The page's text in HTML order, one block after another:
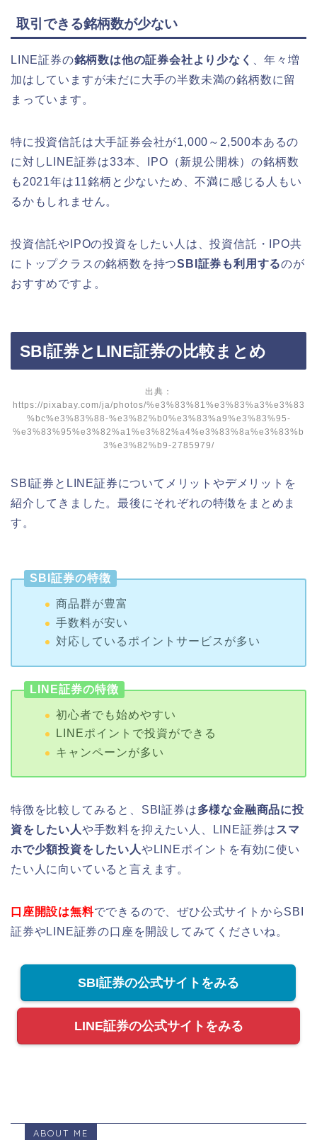
取引できる銘柄数が少ない
LINE証券の銘柄数は他の証券会社より少なく
、年々増
加はしていますが未だに大手の半数未満の銘柄数に留
まっています。
特に投資信託は大手証券会社が1,000～2,500本あるの
に対しLINE証券は33本、IPO（新規公開株）の銘柄数
も2021年は11銘柄と少ないため、不満に感じる人もい
るかもしれません。
投資信託やIPOの投資をしたい人は、投資信託・IPO共
にトップクラスの銘柄数を持つSBI証券も利用するのが
おすすめですよ。
SBI証券とLINE証券の比較まとめ
出典：
https://pixabay.com/ja/photos/%e3%83%81%e3%83%a3%e3%83
%bc%e3%83%88-%e3%82%b0%e3%83%a9%e3%83%95-
%e3%83%95%e3%82%a1%e3%82%a4%e3%83%8a%e3%83%b
3%e3%82%b9-2785979/
SBI証券とLINE証券についてメリットやデメリットを
紹介してきました。最後にそれぞれの特徴をまとめま
す。
SBI証券の特徴
商品群が豊富
手数料が安い
対応しているポイントサービスが多い
LINE証券の特徴
初心者でも始めやすい
LINEポイントで投資ができる
キャンペーンが多い
特徴を比較してみると、SBI証券は多様な金融商品に投
資をしたい人や手数料を抑えたい人、LINE証券はスマ
ホで少額投資をしたい人やLINEポイントを有効に使い
たい人に向いていると言えます。
口座開設は無料でできるので、ぜひ公式サイトからSBI
証券やLINE証券の口座を開設してみてくださいね。
SBI証券の公式サイトをみる
LINE証券の公式サイトをみる
ABOUT ME